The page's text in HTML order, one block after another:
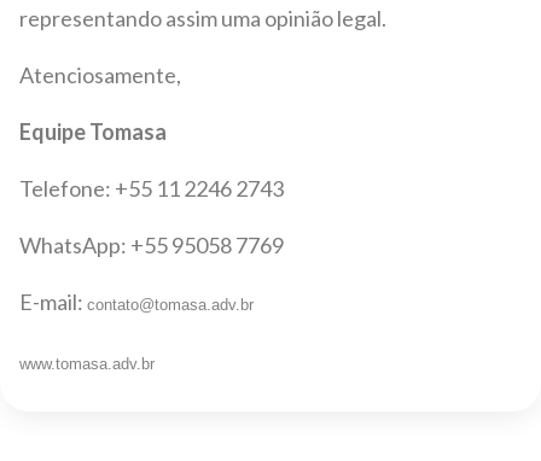
representando assim uma opinião legal.
Atenciosamente,
Equipe Tomasa
Telefone: +55 11 2246 2743
WhatsApp: +55 95058 7769
E-mail: contato@tomasa.adv.br
www.tomasa.adv.br